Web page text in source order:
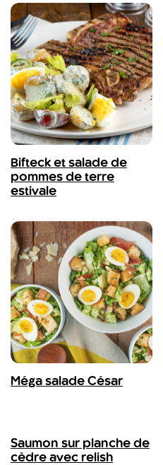
Bifteck et salade de
pommes de terre
estivale
Méga salade César
Saumon sur planche de
cèdre avec relish